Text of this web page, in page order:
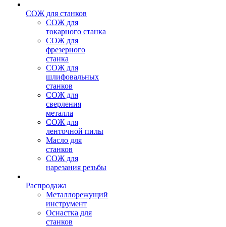
СОЖ для станков
СОЖ для
токарного станка
СОЖ для
фрезерного
станка
СОЖ для
шлифовальных
станков
СОЖ для
сверления
металла
СОЖ для
ленточной пилы
Масло для
станков
СОЖ для
нарезания резьбы
Распродажа
Металлорежущий
инструмент
Оснастка для
станков